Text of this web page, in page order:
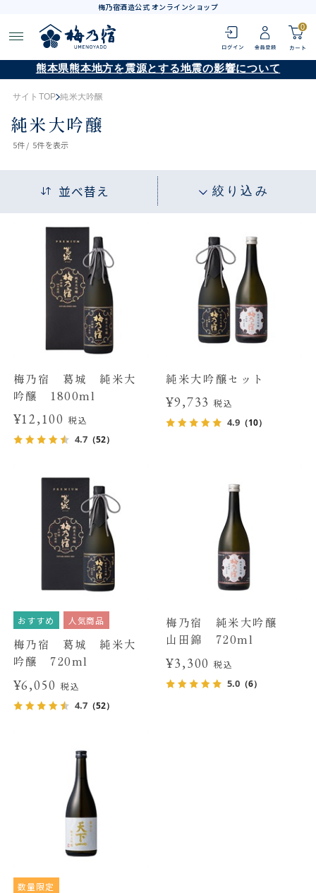
梅乃宿酒造公式 オンラインショップ
0
熊本県熊本地方を震源とする地震の影響について
サイトTOP 純米大吟醸
純米大吟醸
5件 / 5件を表示
並べ替え 絞り込み
梅乃宿 葛城 純米大
吟醸 1800ml
¥12,100 税込
4.7（52）
純米大吟醸セット
¥9,733 税込
4.9 （10）
おすすめ 人気商品
梅乃宿 葛城 純米大
吟醸 720ml
¥6,050税込
4.7（52）
梅乃宿 純米大吟醸
山田錦 720ml
¥3,300 税込
5.0 （6）
数量限定